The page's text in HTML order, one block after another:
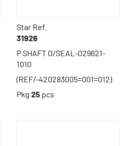
Star Ref.
31926
P SHAFT O/SEAL-029621-
1010
(REF/-420283005=001=012)
Pkg 25 pcs